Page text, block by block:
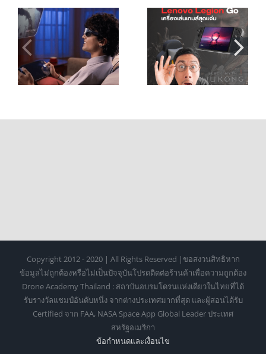
เกมเมอร์ห้าม
พลาด! Legion Go
เครื่องเล่นเกมส์
เคล็ดลับการใช้
งาน G-Story
Copyright 2012 - 2020 | All Rights Reserved |ขอสงวนสิทธิหาก
ข้อมูลไม่ถูกต้องหรือไม่เป็นปัจจุบันโปรดติดต่อร้านค้าเพื่อความถูกต้อง
Drone Academy Thailand : สถาบันอบรมโดรนแห่งเดียวในไทยที่ได้
รับรางวัลแชมป์อันดับหนึ่ง จากต่างประเทศมากที่สุด และผู้สอนได้รับ
Certified จาก FAA, NASA Space App Global Leader ประเทศ
สหรัฐอเมริกา
ข้อกำหนดเเละเงื่อนไข